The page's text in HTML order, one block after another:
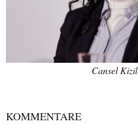
Cansel
KOMMENTARE